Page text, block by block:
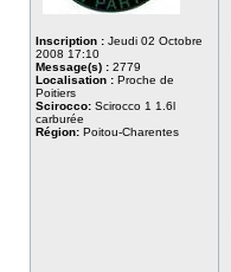
Inscription : Jeudi 02 Octobre
2008 17:10
Message(s) : 2779
Localisation : Proche de
Poitiers
Scirocco: Scirocco 1 1.6l
carburée
Région: Poitou-Charentes